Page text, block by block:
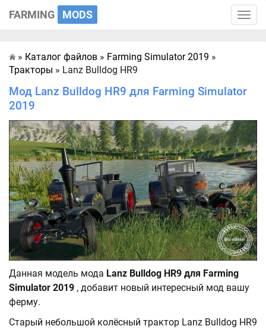
Toggle
FARMING MODS
Главная
» Каталог файлов » Farming Simulator 2019 »
Тракторы » Lanz Bulldog HR9
Мод Lanz Bulldog HR9 для Farming Simulator
2019
Данная модель мода Lanz Bulldog HR9 для Farming
Simulator 2019 , добавит новый интересный мод вашу
ферму.
Старый небольшой колёсный трактор Lanz Bulldog HR9